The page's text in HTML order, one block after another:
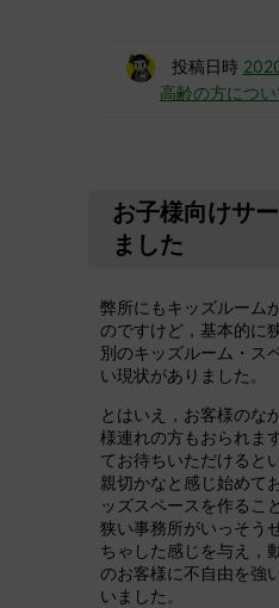
投稿日時
高齢の方につい
お子様向けサ
ました
弊所にもキッズルーム
のですけど，基本的に
別のキッズルーム・ス
い現状がありました。
とはいえ，お客様のな
様連れの方もおられま
てお待ちいただけると
親切かなと感じ始めて
ッズスペースを作るこ
狭い事務所がいっそう
ちゃした感じを与え，
のお客様に不自由を強
いました。